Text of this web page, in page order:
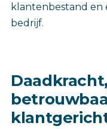
klantenbestand en
bedrijf.
Daadkracht,